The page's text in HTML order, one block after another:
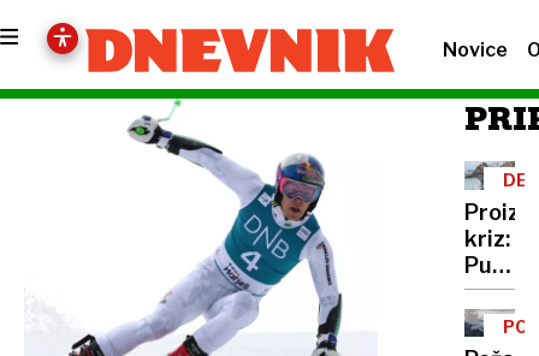
Novice
kriz:
Putin
je
našel
novo